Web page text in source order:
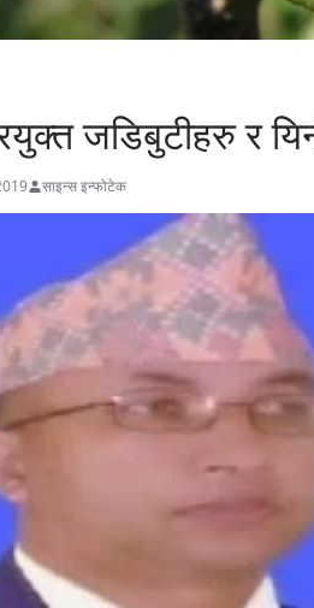
जडिबुटीहरु र
साइन्स इन्फोटेक